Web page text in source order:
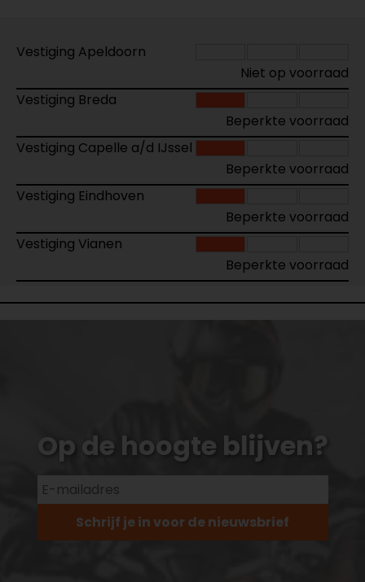
Vestiging Apeldoorn
Niet op voorraad
Vestiging Breda
Beperkte voorraad
Vestiging Capelle a/d IJssel
Beperkte voorraad
Vestiging Eindhoven
Beperkte voorraad
Vestiging Vianen
Beperkte voorraad
Op de hoogte blijven?
Schrijf je in voor de nieuwsbrief